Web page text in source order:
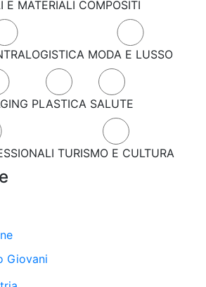
E MATERIALI COMPOSITI
MODA E LUSSO
PLASTICA SALUTE
TURISMO E CULTURA
Giovani